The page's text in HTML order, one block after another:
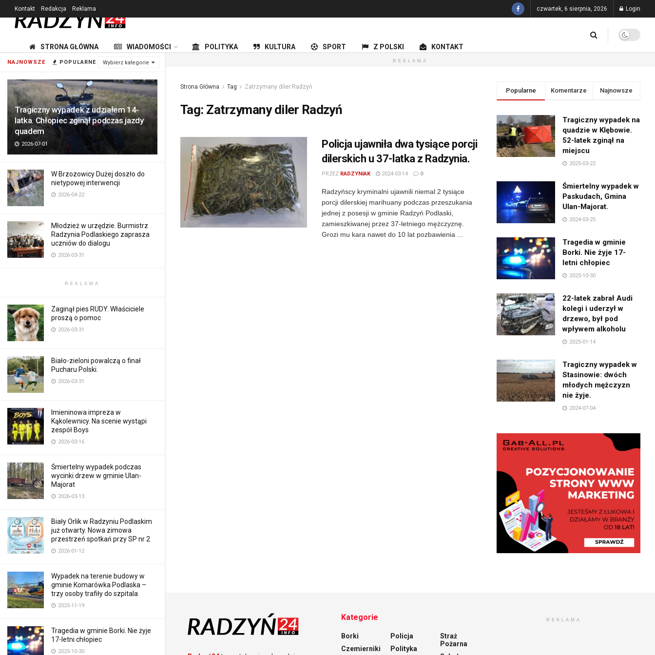
NAJNOWSZE POPULARNE Wybierz kategorie
Tragiczny wypadek z udziałem 14-
latka. Chłopiec zginął podczas jazdy
quadem
2026-07-01
W Brzozowicy Dużej doszło do
nietypowej interwencji
2026-04-22
Młodzież w urzędzie. Burmistrz
Radzynia Podlaskiego zaprasza
uczniów do dialogu
2026-03-31
REKLAMA
Zaginął pies RUDY. Właściciele
proszą o pomoc
2026-03-31
Biało-zieloni powalczą o finał
Pucharu Polski.
2026-03-31
Imieninowa impreza w
Kąkolewnicy. Na scenie wystąpi
zespół Boys
2026-03-16
Śmiertelny wypadek podczas
wycinki drzew w gminie Ulan-
Majorat
2026-03-13
Biały Orlik w Radzyniu Podlaskim
już otwarty. Nowa zimowa
przestrzeń spotkań przy SP nr 2
2026-01-12
Wypadek na terenie budowy w
gminie Komarówka Podlaska –
trzy osoby trafiły do szpitala
2025-11-19
Tragedia w gminie Borki. Nie żyje
17-letni chłopiec
2025-10-30
Kontakt Redakcja Reklama czwartek, 6 sierpnia, 2026 Login
STRONA GŁÓWNA WIADOMOŚCI POLITYKA KULTURA SPORT Z POLSKI KONTAKT
REKLAMA
Strona Główna Tag Zatrzymany diler Radzyń
Tag: Zatrzymany diler Radzyń
Policja ujawniła dwa tysiące porcji
dilerskich u 37-latka z Radzynia.
PRZEZ RADZYNIAK 2024-03-14 0
Radzyńscy kryminalni ujawnili niemal 2 tysiące
porcji dilerskiej marihuany podczas przeszukania
jednej z posesji w gminie Radzyń Podlaski,
zamieszkiwanej przez 37-letniego mężczyznę.
Grozi mu kara nawet do 10 lat pozbawienia ...
Popularne Komentarze Najnowsze
Tragiczny wypadek na
quadzie w Klębowie.
52-latek zginął na
miejscu
2025-03-22
Śmiertelny wypadek w
Paskudach, Gmina
Ulan-Majorat.
2024-03-25
Tragedia w gminie
Borki. Nie żyje 17-
letni chłopiec
2025-10-30
22-latek zabrał Audi
kolegi i uderzył w
drzewo, był pod
wpływem alkoholu
2025-01-14
Tragiczny wypadek w
Stasinowie: dwóch
młodych mężczyzn
nie żyje.
2024-07-04
Kategorie
Borki
Czemierniki
Policja
Polityka
Straż
Pożarna
REKLAMA